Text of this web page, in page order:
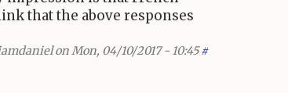
that the above responses
on Mon, 04/10/2017 - 10:45 #